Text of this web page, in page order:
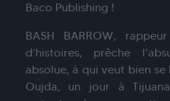
Baco Publishing !
BASH BARROW,
d’histoires, prêche
absolue, à qui veut bien se
Oujda, un jour à